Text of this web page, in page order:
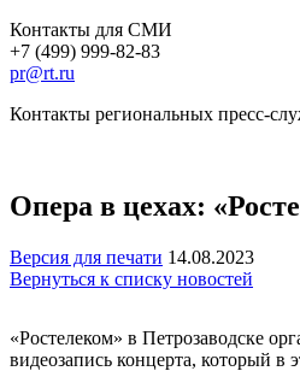
Контакты для СМИ
+7 (499) 999-82-83
pr@rt.ru
Контакты региональных пресс-
Опера в цехах:
Версия для печати 14.08.2023
Вернуться к списку новостей
«Ростелеком» в Петрозаводске
видеозапись концерта, который в